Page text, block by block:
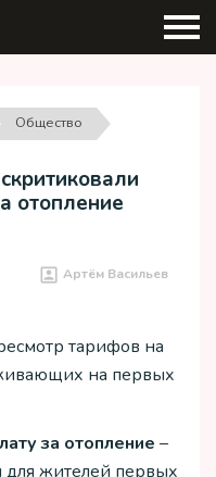
Общество
отопление
Артём Васильев
тарифов на
на первых
за отопление –
для жителей первых